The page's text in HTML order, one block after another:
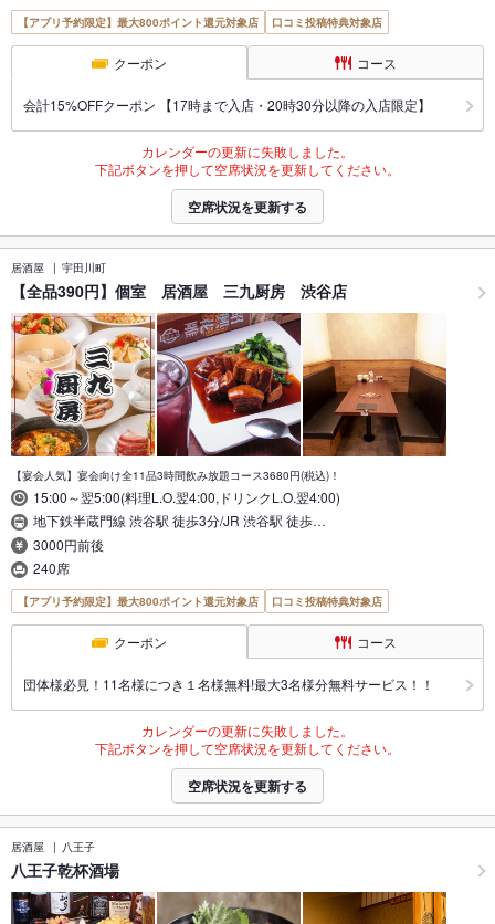
【アプリ予約限定】最大800ポイント還元対象店 口コミ投稿特典対象店
クーポン コース
会計15%OFFクーポン 【17時まで入店・20時30分以降の入店限定】
カレンダーの更新に失敗しました。
下記ボタンを押して空席状況を更新してください。
空席状況を更新する
居酒屋 宇田川町
【全品390円】個室 居酒屋 三九厨房 渋谷店
【宴会人気】宴会向け全11品3時間飲み放題コース3680円(税込)！
15:00～翌5:00(料理L.O.翌4:00,ドリンクL.O.翌4:00)
地下鉄半蔵門線 渋谷駅 徒歩3分/JR 渋谷駅 徒歩…
3000円前後
240席
【アプリ予約限定】最大800ポイント還元対象店 口コミ投稿特典対象店
クーポン コース
団体様必見！11名様につき１名様無料!最大3名様分無料サービス！！
カレンダーの更新に失敗しました。
下記ボタンを押して空席状況を更新してください。
空席状況を更新する
居酒屋 八王子
八王子乾杯酒場